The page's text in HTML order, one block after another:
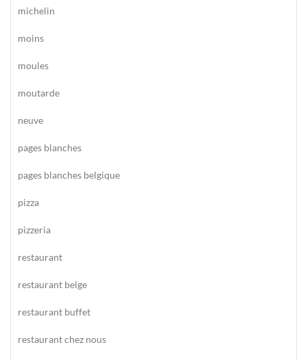
michelin
moins
moules
moutarde
neuve
pages blanches
pages blanches belgique
pizza
pizzeria
restaurant
restaurant belge
restaurant buffet
restaurant chez nous